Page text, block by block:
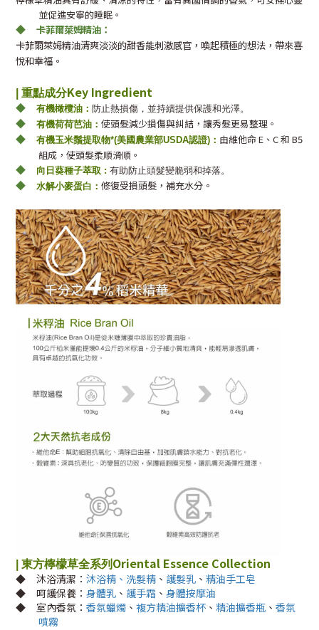
並促進安寧的睡眠。
◆ 卡菲爾萊姆精油：
卡菲爾萊姆精油清爽淡淡的甜香能刺激感官，喚起積極的想法，帶來喜
悅和幸福。
重點成分Key Ingredient
◆ 有機橄欖油： 防止熱損傷，並持續提供保護和光澤。
◆ 有機荷荷芭油： 使頭髮減少損傷與糾結，讓秀髮更易整理。
◆ 有機玉米鬚提取物*(美國農業部USDA認證)： 由維他命 E、C 和 B5
組成，使頭髮柔順滑順。
◆ 向日葵種子萃取 : 有助防止頭髮變脆弱和掉落。
◆ 水解小麥蛋白： 修復受損頭髮，補充水分。
東方檸檬草全系列 Oriental Essence Collection
◆ 沐浴清潔： 沐浴精、 洗髮精 、 護髮乳 、 精油手工皂
◆
呵護保養： 身體乳 、 護手霜 、 身體按摩油
◆
室內香氛： 香氛蠟燭 、 複方精油擴香杯 、 精油擴香瓶 、 香氛
噴霧